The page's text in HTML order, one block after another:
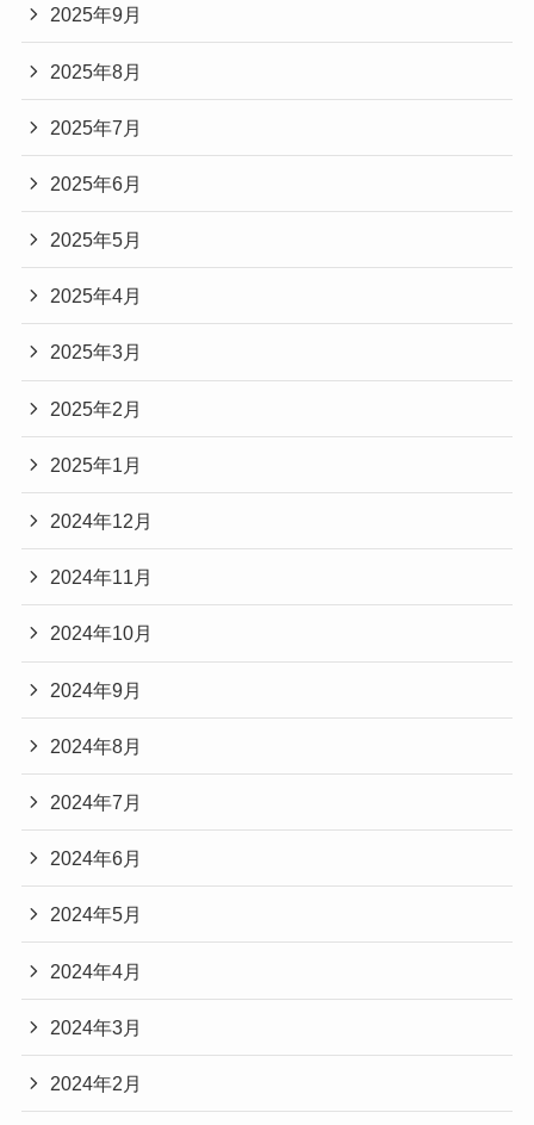
2025年9月
2025年8月
2025年7月
2025年6月
2025年5月
2025年4月
2025年3月
2025年2月
2025年1月
2024年12月
2024年11月
2024年10月
2024年9月
2024年8月
2024年7月
2024年6月
2024年5月
2024年4月
2024年3月
2024年2月